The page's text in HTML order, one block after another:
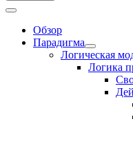
Обзор
Парадигма
Логическая
Логика